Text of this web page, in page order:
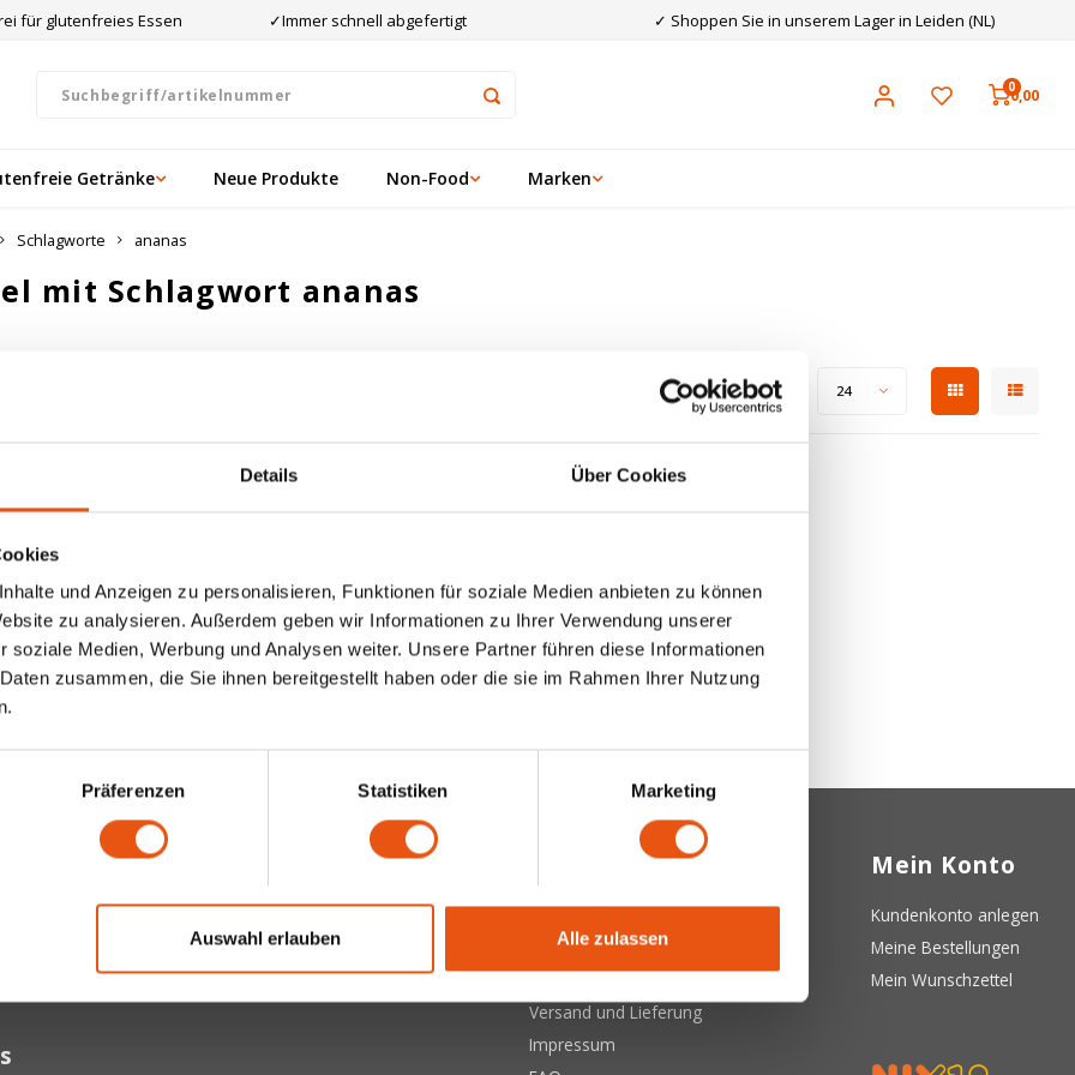
Details Über Cookies
und Anzeigen zu personalisieren, Funktionen für soziale Medien anbieten zu können
zu analysieren. Außerdem geben wir Informationen zu Ihrer Verwendung unserer
soziale Medien, Werbung und Analysen weiter. Unsere Partner führen diese Informationen
zusammen, die Sie ihnen bereitgestellt haben oder die sie im Rahmen Ihrer Nutzung
Präferenzen Statistiken Marketing
Auswahl erlauben Alle zulassen
für glutenfreies Essen ✓Immer schnell abgefertigt ✓ Shoppen Sie in unserem Lager in Leiden (NL)
00,00
Getränke Neue Produkte Non-Food Marken
Schlagworte ananas
mit Schlagwort ananas
Zeige 1 - 0 von 0 Anzeigen: 24
letzten Updates, Neuigkeiten und Promotionen per E-Mail
Abonnieren
Kundendienst
Über uns
Allgemeine Geschäftsbedingungen
Datenschutzerklärung
Versand und Lieferung
Impressum
Mein Konto
Kundenkonto anlegen
Meine Bestellungen
Mein Wunschzettel